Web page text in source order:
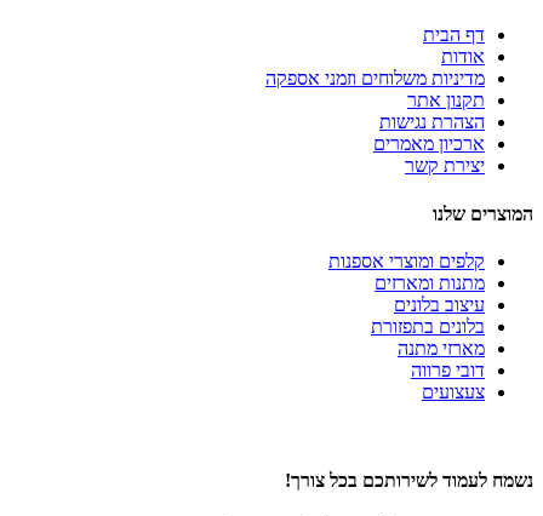
דף הבית
אודות
מדיניות משלוחים וזמני אספקה
תקנון אתר
הצהרת נגישות
ארכיון מאמרים
יצירת קשר
המוצרים שלנו
קלפים ומוצרי אספנות
מתנות ומארזים
עיצוב בלונים
בלונים בתפזורת
מארזי מתנה
דובי פרווה
צעצועים
נשמח לעמוד לשירותכם בכל צורך!